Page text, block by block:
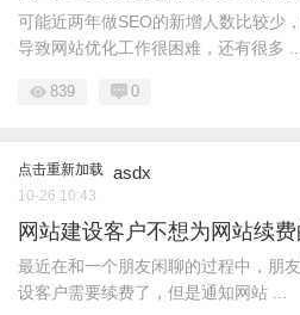
可能近两年做SEO的新增人数比较少
导致网站优化工作很困难，还有很多 ...
839 0
点击重新加载 asdx
10-26 10:43
网站建设客户不想为网站续费
最近在和一个朋友闲聊的过程中，朋
设客户需要续费了，但是通知网站 ...